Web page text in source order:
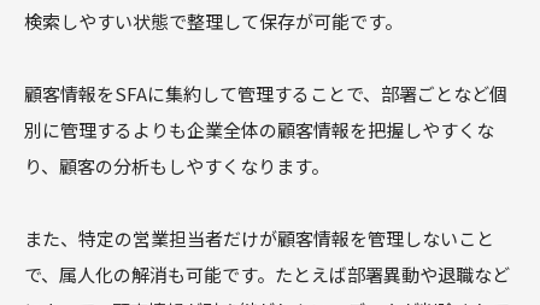
検索しやすい状態で整理して保存が可能です。
顧客情報をSFAに集約して管理することで、部署ごとなど個
別に管理するよりも企業全体の顧客情報を把握しやすくな
り、顧客の分析もしやすくなります。
また、特定の営業担当者だけが顧客情報を管理しないこと
で、属人化の解消も可能です。たとえば部署異動や退職など